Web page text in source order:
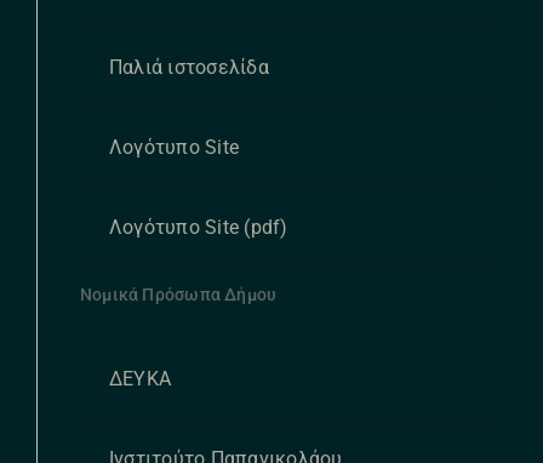
Παλιά ιστοσελίδα
Λογότυπο Site
Λογότυπο Site (pdf)
Νομικά Πρόσωπα Δήμου
ΔΕΥΚΑ